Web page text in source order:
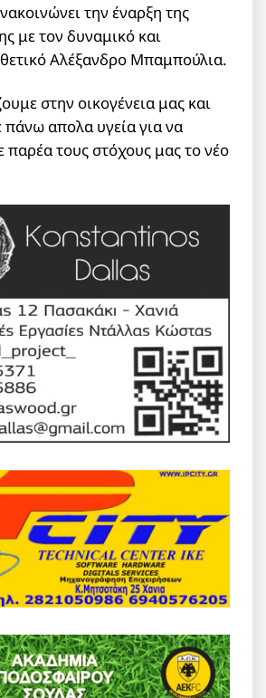
την έναρξη της
με τον δυναμικό και
Αλέξανδρο Μπαμπούλια.
στην οικογένεια μας και
πάνω απολα υγεία για να
τους στόχους μας το νέο